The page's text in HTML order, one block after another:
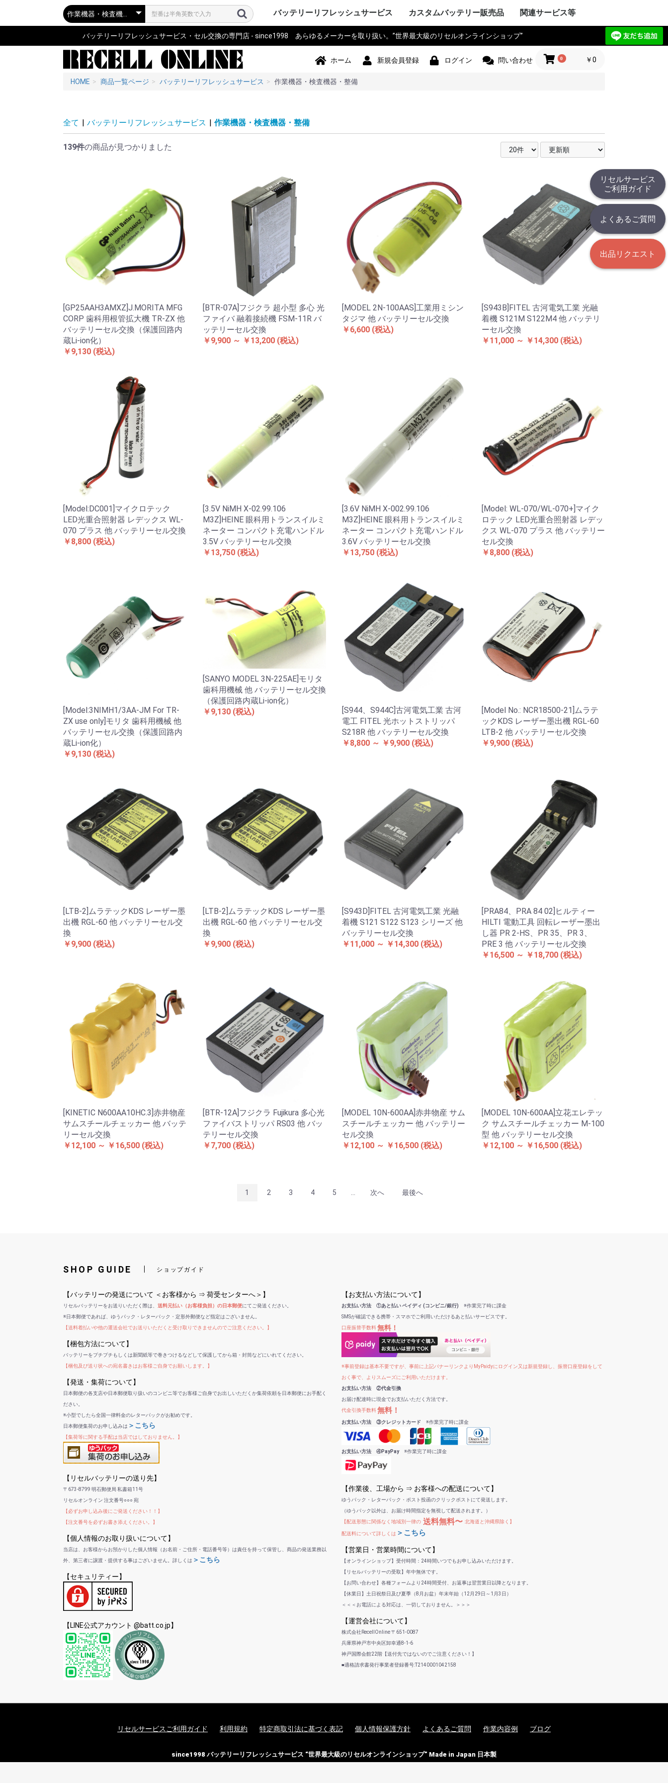
リセルサービス
ご利用ガイド
よくあるご質問
出品リクエスト
バッテリーリフレッシュサービス
パソコン PC・サーバー・周辺機
器
ソニー SONY VAIO
パナソニック
Panasonic
東芝 TOSHIBA
アップル Apple Mac
ThinkPad
カシオ CASIO
ビクター Victor
NEC 日本電気
コンパック Compaq
シャープ SHARP
デル DELL
三菱 MITSUBISHI
hp ヒューレット・パ
ッカード
Gateway ゲートウェ
イ
日立 HITACHI
富士通 Fujitsu
サンヨー SANYO
ACER エイサー
アキア AKIA
AOPEN エーオープン
ASUS アサス
CLEVO セルボ
エプソン EPSON
飯山 iiyama
SAMSUNG サムソン
レノボ Lenovo
工人舎 KOHJINSHA
マウスコンピュータ
オンキヨー ソーテッ
ク
FRONTIER フロンティ
ア
マイクロソフト
Microsoft
その他 OTHER
測量機器 トプコン TOPCON
ソキア SOKKIA
ニコン Nikon JEC
ペンタックス PENTAX
横河 YOKOGAWA
ライカ Leica
オリンパス OLYMPUS
トリンブル Trimble
Giodimeter
フジクラ Fujikura
タマヤ計測 TAMAYA
その他 OTHER
計測器・測定器・分析計
MICRONIX マイクロニ
クス
Leica ライカ
日立 HITACHI
マルチ計測器
FLUKE フルーク
テクトロニクス
Tektronix
A&D
hp ヒューレット・パ
ッカード
Z+F Zoller+Frohlich
横河電機 YOKOGAWA
JRC 日本無線
岩通
BOSCH ボッシュ
日置電機
キーエンス KEYENCE
テルモ
アンリツ Anritsu
オリンパス OLYMPUS
TESTO
三洋電機 SANYO
東芝 TOSHIBA
オムロン omron
コニカミノルタ
日通工 NEC
Nikon ニコン
Fujikura フジクラ
VeEX
KEYSIGHT
フィリップス Philips
その他 OTHER
電動工具 マキタ makita
HiKOKI 日立工機
パナソニック電工
Panasonic
KYOCERA 京セラ
RYOBI リョービ
BOSCH ボッシュ
HILTI ヒルティー
泉精器 IZUMI マクセ
ル
東芝 TOSHIBA
MAX マックス
DEWALT デウォルト
DREMEL ドレメル
CACTUS カクタス
LOBTEX ロブテックス
EXEN エクセン
KTC
イクラ精機 IKURA
ダイア DAIA
BLACK&DECKER ブラ
ック&デッカー
Snapon スナップオン
インガソールランド
Ingersoll Rand
スバル SUBARU
EARTH MAN アースマ
ン
パオック PAOCK
Porter Cable
シンコー SHINKO
Milwaukee
STIHL スチール
Stryker ストライカー
ORBOT オーボット
REX レッキス
HALL
その他 OTHER
作業機器・検査機器・整備 古河電気工業
住友電工
三菱電機
HEINE ハイネ
MORITA モリタ製作所
マイクロテック
ENAX エナックス
FUJIFILM 富士フイル
ム
富士電機
沖電気工業
NEC
フジクラ Fujikura
パナソニック電工 松
下電工
山武 アズビル azbil
その他
電動アシスト自転車・eBIKE・車
椅子
ヤマハ YAMAHA
ブリジストン
Bridgestone
パナソニック
Panasonic
サンスター技研
SUNSTAR
ホンダ HONDA 本田
サンヨー SANYO
ミヤタ MIYATA
丸石サイクル
maruishi
AERO LIFE
スズキ SUZUKI
ホダカ Hodaka
シマノ SHIMANO
ヤンマー YANMAR
大河通商
カイホウジャパン
トランスモバイリー
TRANS MOBILLY
Airwheel
NISSIN
カワサキ Kawasaki
ジャイアント GIANT
その他 OTHER
カメラ・ストロボ・ライト系・
投光器・顕微鏡
ソニー SONY
IDX アイ・ディー・エ
クス
パナソニック
Panasonic
COMET コメット
シャープ SHARP
ビクター Victor JVC
antonbauer アントン
バウアー
Kodak コダック
Nikon ニコン
キャノン CANON
ポラロイド Polaroid
Leica ライカ
PENTAX ペンタックス
FUJIFILM 富士フイル
ム
オリンパス OLYMPUS
コニカミノルタ
KONICA MINOLTA
SEA&SEA シーアンド
シー
フィッシュアイ
FISHEYE
NEITZ ナイツ
カール・ツァイス
KOWA 興和
KYOCERA 京セラ
SurgiTel サージテル
シグマ SIGMA
POLARION ポラリオ
ン
WelchAllyn
Keldan
東芝 TOSHIBA
Godox
RICOH リコー
その他 OTHER
アイボ AIBO SONY
ロボット・コントローラ
コミュニケーションロ
ボット
NAO ナオ
その他
オーディオ・ビジュアル・モニ
ター
アップル Apple
ソニー SONY
パイオニア
JBL
パナソニック
Panasonic
シャープ SHARP
カシオ CASIO
エプソン EPSON
京セラ KYOCERA
東芝 TOSHIBA
NEC
CREATIVE
KENWOOD ケンウッ
ド
ONKYO オンキョー
Technics テクニクス
BOSE
BenQ ベンキュー
TOA
ツインバード
TWINBIRD
LOGICOOL ロジクー
ル
TEAC TASCAM
audio-technica
Victor ビクター
DENON デノン
ROLAND ローランド
その他 OTHER
スマホ・タブレット・PDA・そ
の他端末
ドコモ DOCOMO
au
NEC
日立 HITACHI
hp ヒューレット・パ
ッカード
シャープ SHARP
富士通 Fujitsu
パナソニック
Panasonic
カシオ CASIO
東芝 TOSHIBA
SONY ソニー
Apple アップル
HUAWEI ファーウェイ
その他 OTHER
プリンター・スキャナー シチズン CITIZEN
ペンタックス PENTAX
エプソン EPSON
キャノン CANON
ブラザー工業 brother
hp ヒューレット・パ
ッカード
オリンパス OLYMPUS
パナソニック
Panasonic
東芝テック
SII セイコーインスツ
ル
リーダー電子
三栄電機
マックス MAX
カシオ CASIO
スター精密
日本プリメックス
その他 OTHER
電源モジュール・ポータブルバ
ッテリー
パコ電子工業
NEP
INSPIRED ENERGY
Panasonic パナソニ
ック
アイ・オーデータ
エナックス ENAX
バッファロー・コクヨ
サンワサプライ
JTT
ニプロン Nipron
RRCパワーソリューシ
ョンズ
BMO JAPAN
その他 OTHER
無線機・電話機・Wi-Fiルータ アイコム Icom
三菱電機 MITSUBISHI
パナソニック
Panasonic
ケンウッド
KENWOOD
東芝 TOSHIBA
八重洲無線 YAESU
富士通 Fujitsu
MOTOROLA モトロー
ラ
VERTEX STANDARD
スタンダード
日立 HITACHI
NEC 日本電気
パイオニア
ビクター Victor
JRC 日本無線機
沖電気工業 OKI
アルインコ ALINCO
新潟通信機
JRC日本無線機
松下通信工業
岩崎通信機 IWATSU
シャープ SHARP
信和ユニテック
アンリツ Anritsu
サンヨー SANYO
トヨコム
信和通信
TONO
KDDI
NTT 日本電信電話
NTTドコモ
京セラ KYOCERA
その他 OTHER
ドローン・ラジコン・テレコ
ン・リモコン
DJI
Futaba 双葉電子工業
TOKIMECINC 極東開
発
田宮模型
SANWA サンワ
エニー
東芝テリー (旧 東京電
子工業)
JR PROPO
大和機工
Panasonic パナソニ
ック 松下電工
日本クレーン
金陵電機 Kinryo
アンリツ Anritsu
長野工業
三菱
日立
QYSEA
その他 OTHER
パーソナルモビリティ・電動カ
ート
ESWING
SEGWAY セグウェイ
その他
ハンディーターミナル・コード
リーダー
キャノン CANON
デンソーDENSO
八重洲無線 YAESU
エプソン EPSON
NECインフロンティア
FURUNO
カシオ CASIO
シャープ SHARP
東芝テック
セイコー
DENSEI
symbol
パナソニック
Panasonic
Nitsuko 日通工
富士通 Fujitsu
キーエンス KEYENCE
Welcat
モトローラ
MOTOROLA
ウェルコムデザイン
その他 OTHER
ナビ・自動車バイク アクセサリ
ー
SONY ソニー
Panasonic パナソニ
ック
ユピテル
BOSCH ボッシュ
COMTEC コムテック
Trywin トライウイン
GARMIN ガーミン
KAIHOU
SEIWA セイワ
CELLSTAR セルスタ
ー
Pioneer パイオニア
その他 OTHER
掃除機・洗浄機・空調関連 シャープ SHARP
ダイソン Dyson
ブラックアンドデッカ
ー BLACK&DECKER
TWINBIRD ツインバー
ド
iRobot
パナソニック ナショ
ナル
ジョンソン
サンヨー SANYO
日立 HITACHI
東芝 TOSHIBA
Electrolux
株環境技研
BLACK & DECKER
ボッシュ BOSCH
GAIS ガイズ
ツカモトエイム 環境
技研
CCP
マキタ makita
raycop レイコップ
ケルヒャー KARCHER
アイリスオーヤマ
Anker アンカー
その他 OTHER
コードレスフォン
パナソニック
Panasonic
MOTOROLA モトロー
ラ
日立 HITACHI
ナカヨ通信機
アイホン
タカコム
muTECH
NEC 日本電気
東芝 TOSHIBA
ソニー SONY
その他 OTHER
通信カラオケ・デンモク
誘導非常灯・住設警報機器
パナソニック電工
Panasonic
東芝ライテック
古河電池
日立 HITACHI
三菱電機 MITSUBISHI
大光電機 DAIKO
オーデリック
岩崎電気
NEC 日本電気
三洋GSソフトエナジ
ー
新神戸電機
TOA
日本ビクター
GSユアサ
三洋電機 SANYO
日本電池
ジーエスメルコテック
ジーエスサフト
その他 OTHER
住宅設備・施設設備
パナソニック
Panasonic
三洋・SANYO・サン
ヨー
三洋GSソフトエナジ
ー
GSサフト ジーエスサ
フト
GSメルコテック
セイコー SEIKO
LEXEL
LIXIL INAX
Nabtesco ナブテスコ
TOEX
TOSO
TWINBIRD ツインバー
ド
その他 OTHER
バックアップ電源・UPS(無停電
電源装置)
APC
オムロン
NTT
その他
事務機器・辞書・計算機・タイ
ムレコーダー
アマノ
CASIO カシオ
SII セイコーインスツ
ル
Canon キャノン
SHARP シャープ
KING JIM キングジム
Panasonic パナソニ
ック
その他 OTHER
健康・美容家電 TRIA トリア アイエピ
BRAUN ブラウン
PHILIPS フィリップス
WAHL ウォール
Capillus カピラス
andis
OSTAR
Panasonic パナソニ
ック 松下
SANYO 三洋電機
マクセル
FLAX
OMRON オムロン
TWINBIRD ツインバー
ド
日立
ヒロセ電機
ナリス
その他
ポンプ
農業・園芸・除雪機
おもちゃ・楽器・釣具・レジャ
ー
Panasonic SANYO FDK
その他
カスタムバッテリー販売品 関連サービス等
（サンプル送付申込）
見積（送付申込）
販売品
回収
バッテリーリフレッシュサービス・セル交換の専門店 - since1998 あらゆるメーカーを取り扱い。”世界最大級のリセルオンラインショップ”
ホーム 新規会員登録 ログイン 問い合わせ 0 ￥0
HOME 商品一覧ページ バッテリーリフレッシュサービス 作業機器・検査機器・整備
全て | バッテリーリフレッシュサービス | 作業機器・検査機器・整備
139件の商品が見つかりました
[GP25AAH3AMXZ]J.MORITA MFG
CORP 歯科用根管拡大機 TR-ZX 他
バッテリーセル交換（保護回路内
蔵Li-ion化）
￥9,130 (税込)
[BTR-07A]フジクラ 超小型 多心 光
ファイバ 融着接続機 FSM-11R バ
ッテリーセル交換
￥9,900 ～ ￥13,200 (税込)
[MODEL 2N-100AAS]工業用ミシン
タジマ 他 バッテリーセル交換
￥6,600 (税込)
[S943B]FITEL 古河電気工業 光融
着機 S121M S122M4 他 バッテリ
ーセル交換
￥11,000 ～ ￥14,300 (税込)
[Model:DC001]マイクロテック
LED光重合照射器 レデックス WL-
070 プラス 他 バッテリーセル交換
￥8,800 (税込)
[3.5V NiMH X-02.99.106
M3Z]HEINE 眼科用トランスイルミ
ネーター コンパクト充電ハンドル
3.5V バッテリーセル交換
￥13,750 (税込)
[3.6V NiMH X-002.99.106
M3Z]HEINE 眼科用トランスイルミ
ネーター コンパクト充電ハンドル
3.6V バッテリーセル交換
￥13,750 (税込)
[Model: WL-070/WL-070+]マイク
ロテック LED光重合照射器 レデッ
クス WL-070 プラス 他 バッテリー
セル交換
￥8,800 (税込)
[Model:3NIMH1/3AA-JM For TR-
ZX use only]モリタ 歯科用機械 他
バッテリーセル交換（保護回路内
蔵Li-ion化）
￥9,130 (税込)
[SANYO MODEL 3N-225AE]モリタ
歯科用機械 他 バッテリーセル交換
（保護回路内蔵Li-ion化）
￥9,130 (税込)
[S944、S944C]古河電気工業 古河
電工 FITEL 光ホットストリッパ
S218R 他 バッテリーセル交換
￥8,800 ～ ￥9,900 (税込)
[Model No.: NCR18500-21]ムラテ
ックKDS レーザー墨出機 RGL-60
LTB-2 他 バッテリーセル交換
￥9,900 (税込)
[LTB-2]ムラテックKDS レーザー墨
出機 RGL-60 他 バッテリーセル交
換
￥9,900 (税込)
[LTB-2]ムラテックKDS レーザー墨
出機 RGL-60 他 バッテリーセル交
換
￥9,900 (税込)
[S943D]FITEL 古河電気工業 光融
着機 S121 S122 S123 シリーズ 他
バッテリーセル交換
￥11,000 ～ ￥14,300 (税込)
[PRA84、PRA 84 02]ヒルティー
HILTI 電動工具 回転レーザー墨出
し器 PR 2-HS、PR 35、PR 3、
PRE 3 他 バッテリーセル交換
￥16,500 ～ ￥18,700 (税込)
[KINETIC N600AA10HC.3]赤井物産
サムスチールチェッカー 他 バッテ
リーセル交換
￥12,100 ～ ￥16,500 (税込)
[BTR-12A]フジクラ Fujikura 多心光
ファイバストリッパ RS03 他 バッ
テリーセル交換
￥7,700 (税込)
[MODEL 10N-600AA]赤井物産 サム
スチールチェッカー 他 バッテリー
セル交換
￥12,100 ～ ￥16,500 (税込)
[MODEL 10N-600AA]立花エレテッ
ク サムスチールチェッカー M-100
型 他 バッテリーセル交換
￥12,100 ～ ￥16,500 (税込)
1 2 3 4 5 次へ 最後へ
SHOP GUIDE ショップガイド
【バッテリーの発送について ＜お客様から ⇒ 荷受センターへ＞】
リセルバッテリーをお送りいただく際は、 送料元払い（お客様負担）の日本郵便にてご発送ください。
※日本郵便であれば、ゆうパック・レターパック・定形外郵便など指定はございません。
【送料着払いや他の運送会社でお送りいただくと受け取りできませんのでご注意ください。】
【梱包方法について】
バッテリーをプチプチもしくは新聞紙等で巻きつけるなどして保護してから箱・封筒などにいれてください。
【梱包及び送り状への宛名書きはお客様ご自身でお願いします。】
【発送・集荷について】
日本郵便の各支店や日本郵便取り扱いのコンビニ等でお客様ご自身でお出しいただくか集荷依頼を日本郵便にお手配く
ださい。
※小型でしたら全国一律料金のレターパックがお勧めです。
日本郵便集荷のお申し込みは ＞こちら
【集荷等に関する手配は当店ではしておりません。】
【リセルバッテリーの送り先】
〒673-8799 明石郵便局 私書箱11号
リセルオンライン 注文番号○○○ 宛
【必ずお申し込み後にご発送ください！！】
【注文番号を必ずお書き添えください。】
【個人情報のお取り扱いについて】
当店は、お客様からお預かりした個人情報（お名前・ご住所・電話番号等）は責任を持って保管し、商品の発送業務以
外、第三者に譲渡・提供する事はございません。詳しくは ＞こちら
【セキュリティー】
【LINE公式アカウント @batt.co.jp】
【お支払い方法について】
お支払い方法 ①あと払い ペイディ (コンビニ/銀行) ※作業完了時に課金
SMSが確認できる携帯・スマホでご利用いただけるあと払いサービスです。
口座振替手数料無料！
※事前登録は基本不要ですが、事前に上記バナーリンクよりMyPaidyにログイン又は新規登録し、振替口座登録をして
おく事で、よりスムーズにご利用いただけます。
お支払い方法 ②代金引換
お届け配達時に現金でお支払いただく方法です。
代金引換手数料無料！
お支払い方法 ③クレジットカード ※作業完了時に課金
お支払い方法 ④PayPay※作業完了時に課金
【作業後、工場から ⇒ お客様への配送について】
ゆうパック・レターパック・ポスト投函のクリックポストにて発送します。
（ゆうパック以外は、お届け時間指定を無視して配送されます。）
【配送形態に関係なく地域別一律の 送料無料〜 北海道と沖縄県除く】
配送料について詳しくは ＞こちら
【営業日・営業時間について】
【オンラインショップ】受付時間：24時間いつでもお申し込みいただけます。
【リセルバッテリーの受取】年中無休です。
【お問い合わせ】各種フォームより24時間受付、お返事は翌営業日以降となります。
【休業日】土日祝祭日及び夏季（8月お盆）年末年始（12月29日～1月3日）
＜＜＜お電話による対応は、一切しておりません。＞＞＞
【運営会社について】
株式会社RecellOnline 〒651-0087
兵庫県神戸市中央区卸幸通8-1-6
神戸国際会館22階【送付先ではないのでご注意ください！】
■適格請求書発行事業者登録番号:T2140001042158
リセルサービスご利用ガイド 利用規約 特定商取引法に基づく表記 個人情報保護方針 よくあるご質問 作業内容例 ブログ
since1998 バッテリーリフレッシュサービス “世界最大級のリセルオンラインショップ” Made in Japan 日本製